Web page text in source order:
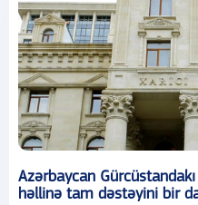
Azərbaycan
həllinə tam dəstəyini bir